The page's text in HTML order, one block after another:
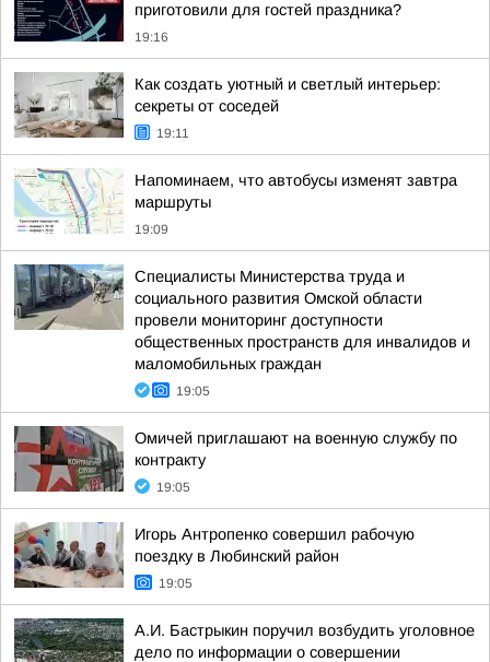
приготовили для гостей праздника?
19:16
Как создать уютный и светлый интерьер:
секреты от соседей
19:11
Напоминаем, что автобусы изменят завтра
маршруты
19:09
Специалисты Министерства труда и
социального развития Омской области
провели мониторинг доступности
общественных пространств для инвалидов и
маломобильных граждан
19:05
Омичей приглашают на военную службу по
контракту
19:05
Игорь Антропенко совершил рабочую
поездку в Любинский район
19:05
А.И. Бастрыкин поручил возбудить уголовное
дело по информации о совершении